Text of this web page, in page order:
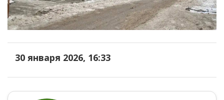
30 января 2026, 16:33